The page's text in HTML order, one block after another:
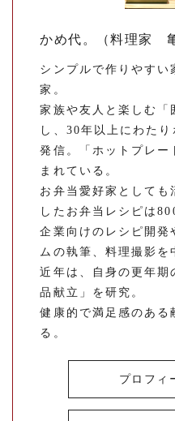
かめ代。（料理家
シンプルで作りやすい
家。
家族や友人と楽しむ「
し、30年以上にわた
発信。「ホットプレー
まれている。
お弁当愛好家としても
したお弁当レシピは
企業向けのレシピ開発
ムの執筆、料理撮影を
近年は、自身の更年期
品献立」を研究。
健康的で満足感のある
る。
プロフィ